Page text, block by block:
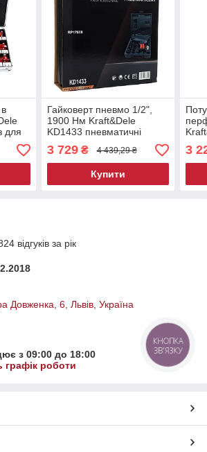
для
Гайковерт пневмо 1/2",
1900 Нм Kraft&Dele
KD1433 пневматичні
гайкокрути
3 729₴ 4 439,29 ₴
Купити
3
відгуків за рік
Довженка, 6, Львів, Україна
з 09:00 до 18:00
графік роботи
КНОПКА
ЗВ'ЯЗКУ